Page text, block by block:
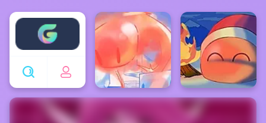
Enjoy4fun